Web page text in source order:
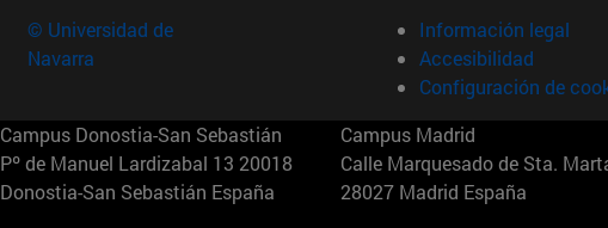
© Universidad de
Navarra
Información legal
Accesibilidad
Configuración de
Campus Donostia-San Sebastián
Pº de Manuel Lardizabal 13 20018
Donostia-San Sebastián España
Campus Madrid
Calle Marquesado de Sta.
28027 Madrid España